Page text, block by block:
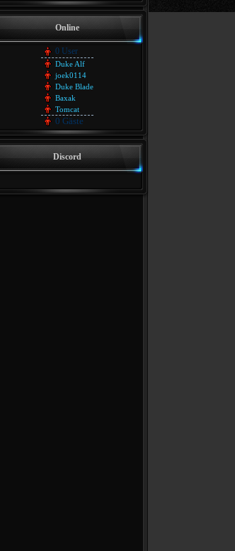
Online
0 User
Duke Alf
joek0114
Duke Blade
Baxak
Tomcat
0 Gäste
Discord